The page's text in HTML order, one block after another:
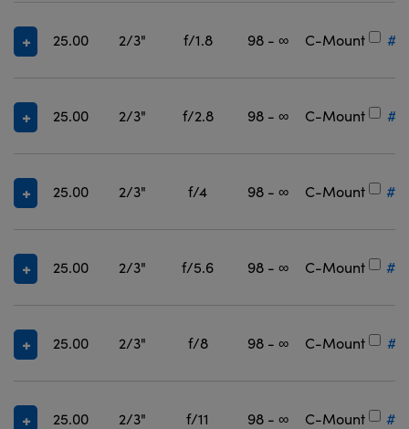
25.00 2/3" f/1.8 98 - ∞ C-Mount
25.00 2/3" f/2.8 98 - ∞ C-Mount
25.00 2/3" f/4 98 - ∞ C-Mount
25.00 2/3" f/5.6 98 - ∞ C-Mount
25.00 2/3" f/8 98 - ∞ C-Mount
25.00 2/3" f/11 98 - ∞ C-Mount